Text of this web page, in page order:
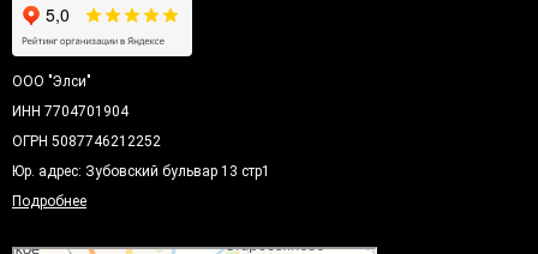
ООО "Элси"
ИНН 7704701904
ОГРН 5087746212252
Юр. адрес: Зубовский бульвар 13 стр1
Подробнее